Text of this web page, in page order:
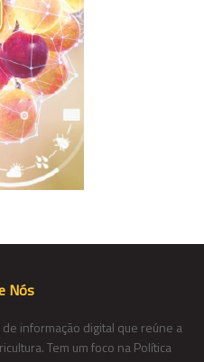
Nós
informação digital que reúne a
Tem um foco na Política